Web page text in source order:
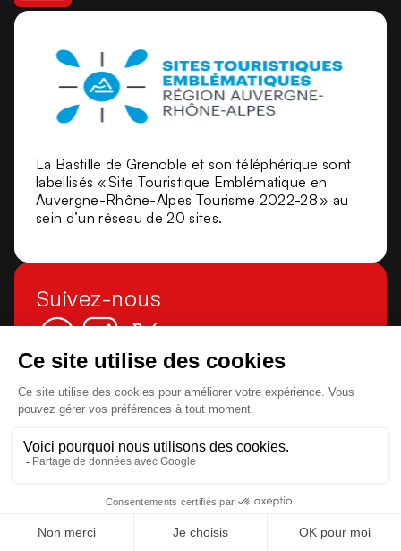
La Bastille de Grenoble et son téléphérique sont
labellisés « Site Touristique Emblématique en
Auvergne-Rhône-Alpes Tourisme 2022-28 » au
sein d’un réseau de 20 sites.
Suivez-nous
S’abonner à notre Newsletter
J’accepte que mes données soient collectées et